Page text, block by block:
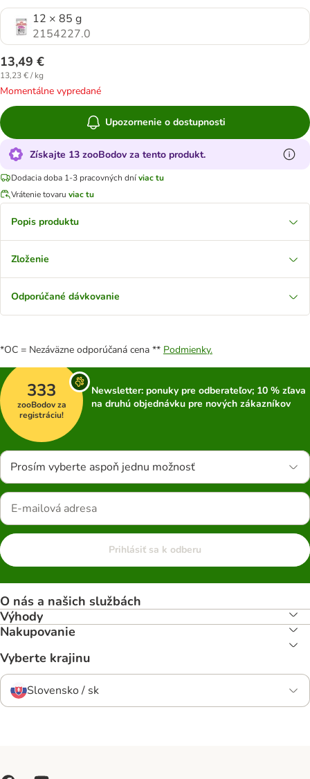
12 × 85 g
2154227.0
13,49 €
13,23 € / kg
Momentálne vypredané
Upozornenie o dostupnosti
Získajte 13 zooBodov za tento produkt.
Dodacia doba 1-3 pracovných dníviac tu
Vrátenie tovaru viac tu
Popis produktu
Zloženie
Odporúčané dávkovanie
*OC = Nezáväzne odporúčaná cena ** Podmienky.
333
zooBodov za
registráciu!
Newsletter: ponuky pre odberateľov; 10 % zľava
na druhú objednávku pre nových zákazníkov
Prosím vyberte aspoň jednu možnosť
Prihlásiť sa k odberu
O nás a našich službách
Výhody
Nakupovanie
Vyberte krajinu
Slovensko / sk